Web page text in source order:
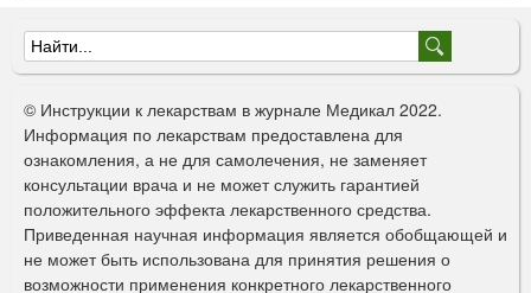
Ф
о
р
м
а
п
о
© Инструкции к лекарствам в журнале Медикал 2022.
Информация по лекарствам предоставлена для
ознакомления, а не для самолечения, не заменяет
консультации врача и не может служить гарантией
положительного эффекта лекарственного средства.
Приведенная научная информация является обобщающей и
не может быть использована для принятия решения о
возможности применения конкретного лекарственного